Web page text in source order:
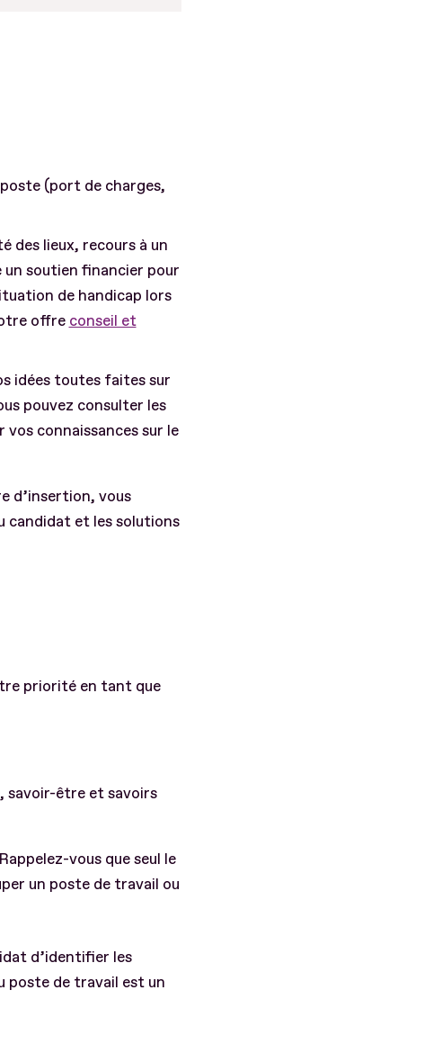
(port de charges,
des lieux, recours à un
un soutien financier pour
de handicap lors
offre conseil et
idées toutes faites sur
pouvez consulter les
connaissances sur le
d’insertion, vous
candidat et les solutions
priorité en tant que
savoir-être et savoirs
vous que seul le
un poste de travail ou
d’identifier les
poste de travail est un